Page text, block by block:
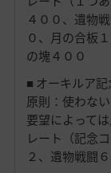
４００、遺物
０、月の合板
の塊４００
■ オーキルア
原則：使わな
要望によって
レート（記念
２、遺物戦闘